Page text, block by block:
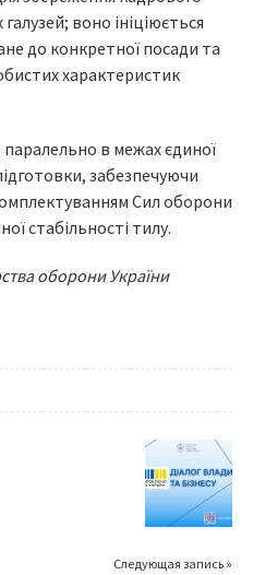
воно ініціюється
до конкретної посади та
характеристик
в межах єдиної
забезпечуючи
Сил оборони
стабільності тилу.
оборони України
Следующая запись »